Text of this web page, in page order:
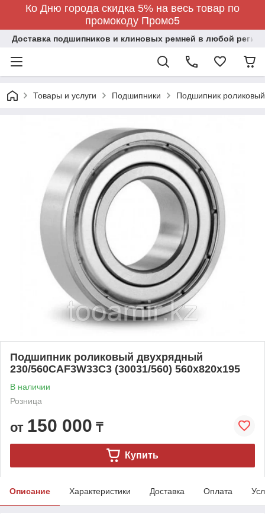
Ко Дню города скидка 5% на весь товар по
промокоду Промо5
Доставка подшипников и клиновых ремней в любой регион
Товары и услуги Подшипники Подшипник
Подшипник роликовый двухрядный
230/560CAF3W33C3 (30031/560) 560x820x195
В наличии
Розница
от 150 000 ₸
Купить
Описание Характеристики Доставка Оплата